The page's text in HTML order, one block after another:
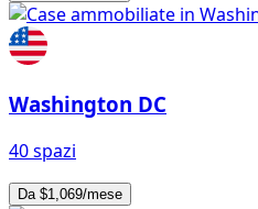
Washington DC
40 spazi
Da $1,069/mese